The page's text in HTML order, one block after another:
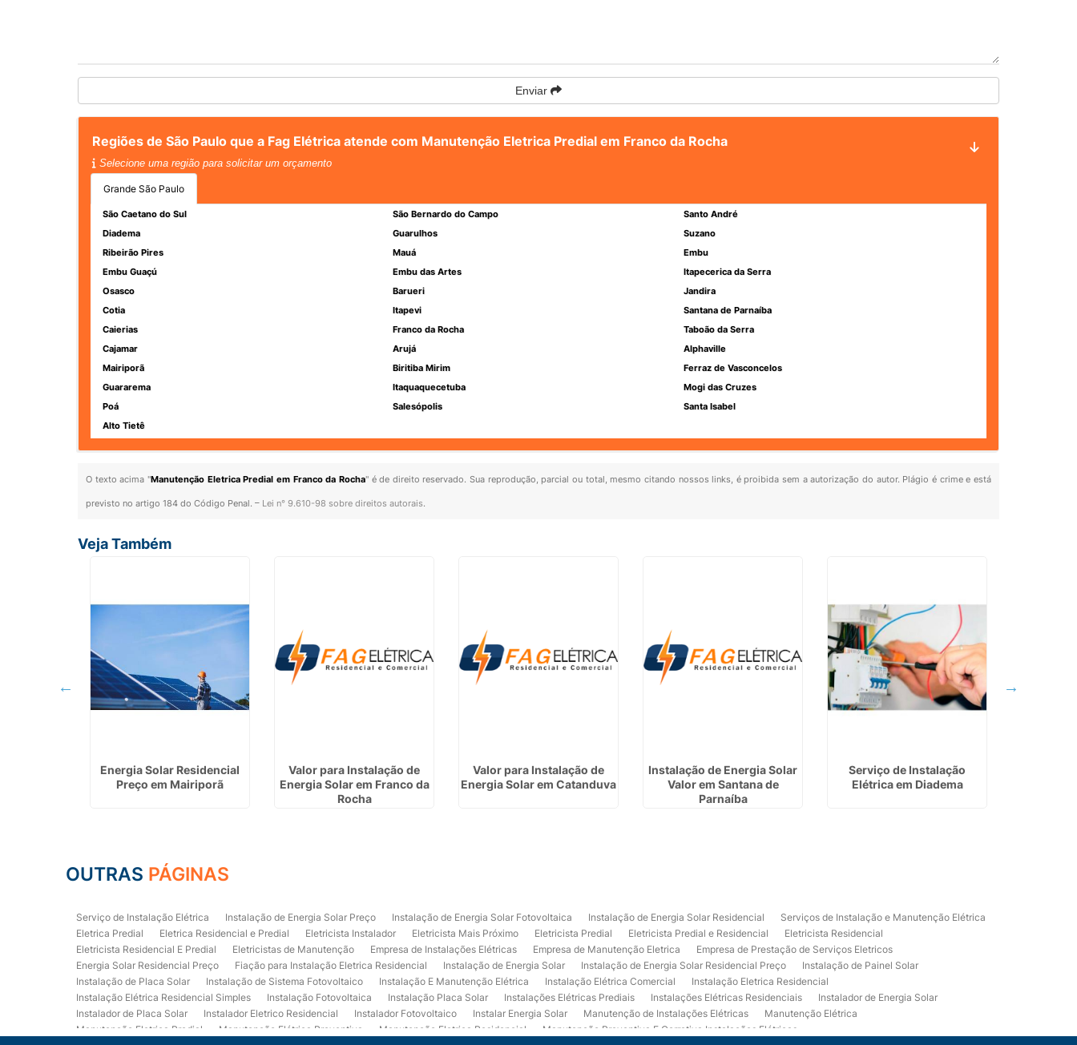
Enviar
Regiões de São Paulo que a Fag Elétrica atende com Manutenção Eletrica Predial em Franco da Rocha
Selecione uma região para solicitar um orçamento
Grande São Paulo
São Caetano do Sul São Bernardo do Campo
Santo André
Diadema
Guarulhos
Suzano
Ribeirão Pires
Mauá
Embu
Embu Guaçú
Embu das Artes
Itapecerica da Serra
Osasco
Barueri
Jandira
Cotia
Itapevi
Santana de Parnaíba
Caierias
Franco da Rocha
Taboão da Serra
Cajamar
Arujá
Alphaville
Mairiporã
Biritiba Mirim
Ferraz de Vasconcelos
Guararema
Itaquaquecetuba
Mogi das Cruzes
Poá
Salesópolis
Santa Isabel
Alto Tietê
O texto acima "Manutenção Eletrica Predial em Franco da Rocha" é de direito reservado. Sua reprodução, parcial ou total, mesmo citando nossos links, é proibida sem a autorização do autor. Plágio é crime e está
previsto no artigo 184 do Código Penal. – Lei n° 9.610-98 sobre direitos autorais.
Veja Também
Energia Solar Residencial
Preço em Mairiporã
Valor para Instalação de
Energia Solar em Franco da
Rocha
Valor para Instalação de
Energia Solar em Catanduva
Instalação de Energia Solar
Valor em Santana de
Parnaíba
Serviço de Instalação
Elétrica em Diadema
OUTRAS PÁGINAS
Serviço de Instalação Elétrica Instalação de Energia Solar Preço Instalação de Energia Solar Fotovoltaica Instalação de Energia Solar Residencial
Serviços de Instalação e Manutenção Elétrica
Eletrica Predial
Eletrica Residencial e Predial Eletricista Instalador Eletricista Mais Próximo Eletricista Predial Eletricista Predial e Residencial
Eletricista Residencial
Eletricista Residencial E Predial
Eletricistas de Manutenção Empresa de Instalações Elétricas Empresa de Manutenção Eletrica
Empresa de Prestação de Serviços Eletricos
Energia Solar Residencial Preço
Fiação para Instalação Eletrica Residencial Instalação de Energia Solar Instalação de Energia Solar Residencial Preço
Instalação de Painel Solar
Instalação de Placa Solar
Instalação de Sistema Fotovoltaico Instalação E Manutenção Elétrica Instalação Elétrica Comercial
Instalação Eletrica Residencial
Instalação Elétrica Residencial Simples
Instalação Fotovoltaica Instalação Placa Solar Instalações Elétricas Prediais Instalações Elétricas Residenciais
Instalador de Energia Solar
Instalador de Placa Solar
Instalador Eletrico Residencial Instalador Fotovoltaico Instalar Energia Solar Manutenção de Instalações Elétricas
Manutenção Elétrica
Manutenção Eletrica Predial
Manutenção Elétrica Preventiva Manutenção Eletrica Residencial
Manutenção Preventiva E Corretiva Instalações Elétricas